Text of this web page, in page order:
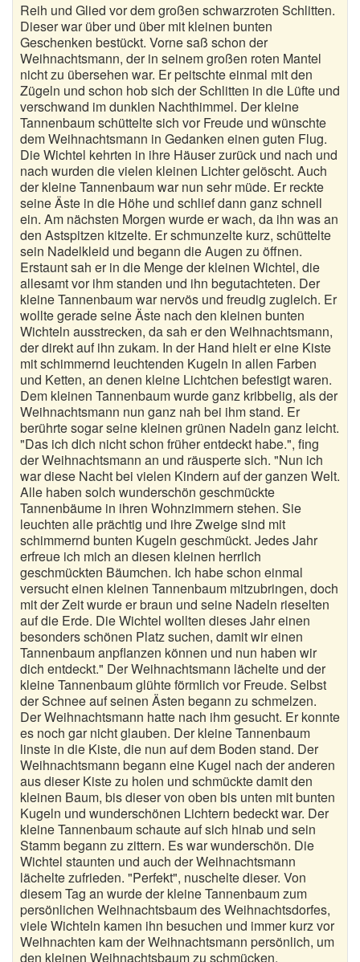
Reih und Glied vor dem großen schwarzroten Schlitten.
Dieser war über und über mit kleinen bunten
Geschenken bestückt. Vorne saß schon der
Weihnachtsmann, der in seinem großen roten Mantel
nicht zu übersehen war. Er peitschte einmal mit den
Zügeln und schon hob sich der Schlitten in die Lüfte und
verschwand im dunklen Nachthimmel. Der kleine
Tannenbaum schüttelte sich vor Freude und wünschte
dem Weihnachtsmann in Gedanken einen guten Flug.
Die Wichtel kehrten in ihre Häuser zurück und nach und
nach wurden die vielen kleinen Lichter gelöscht. Auch
der kleine Tannenbaum war nun sehr müde. Er reckte
seine Äste in die Höhe und schlief dann ganz schnell
ein. Am nächsten Morgen wurde er wach, da ihn was an
den Astspitzen kitzelte. Er schmunzelte kurz, schüttelte
sein Nadelkleid und begann die Augen zu öffnen.
Erstaunt sah er in die Menge der kleinen Wichtel, die
allesamt vor ihm standen und ihn begutachteten. Der
kleine Tannenbaum war nervös und freudig zugleich. Er
wollte gerade seine Äste nach den kleinen bunten
Wichteln ausstrecken, da sah er den Weihnachtsmann,
der direkt auf ihn zukam. In der Hand hielt er eine Kiste
mit schimmernd leuchtenden Kugeln in allen Farben
und Ketten, an denen kleine Lichtchen befestigt waren.
Dem kleinen Tannenbaum wurde ganz kribbelig, als der
Weihnachtsmann nun ganz nah bei ihm stand. Er
berührte sogar seine kleinen grünen Nadeln ganz leicht.
"Das ich dich nicht schon früher entdeckt habe.", fing
der Weihnachtsmann an und räusperte sich. "Nun ich
war diese Nacht bei vielen Kindern auf der ganzen Welt.
Alle haben solch wunderschön geschmückte
Tannenbäume in ihren Wohnzimmern stehen. Sie
leuchten alle prächtig und ihre Zweige sind mit
schimmernd bunten Kugeln geschmückt. Jedes Jahr
erfreue ich mich an diesen kleinen herrlich
geschmückten Bäumchen. Ich habe schon einmal
versucht einen kleinen Tannenbaum mitzubringen, doch
mit der Zeit wurde er braun und seine Nadeln rieselten
auf die Erde. Die Wichtel wollten dieses Jahr einen
besonders schönen Platz suchen, damit wir einen
Tannenbaum anpflanzen können und nun haben wir
dich entdeckt." Der Weihnachtsmann lächelte und der
kleine Tannenbaum glühte förmlich vor Freude. Selbst
der Schnee auf seinen Ästen begann zu schmelzen.
Der Weihnachtsmann hatte nach ihm gesucht. Er konnte
es noch gar nicht glauben. Der kleine Tannenbaum
linste in die Kiste, die nun auf dem Boden stand. Der
Weihnachtsmann begann eine Kugel nach der anderen
aus dieser Kiste zu holen und schmückte damit den
kleinen Baum, bis dieser von oben bis unten mit bunten
Kugeln und wunderschönen Lichtern bedeckt war. Der
kleine Tannenbaum schaute auf sich hinab und sein
Stamm begann zu zittern. Es war wunderschön. Die
Wichtel staunten und auch der Weihnachtsmann
lächelte zufrieden. "Perfekt", nuschelte dieser. Von
diesem Tag an wurde der kleine Tannenbaum zum
persönlichen Weihnachtsbaum des Weihnachtsdorfes,
viele Wichteln kamen ihn besuchen und immer kurz vor
Weihnachten kam der Weihnachtsmann persönlich, um
den kleinen Weihnachtsbaum zu schmücken.